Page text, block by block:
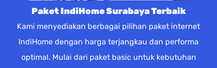
Paket IndiHome Surabaya Terbaik
Kami menyediakan berbagai pilihan paket internet
IndiHome dengan harga terjangkau dan performa
optimal. Mulai dari paket basic untuk kebutuhan